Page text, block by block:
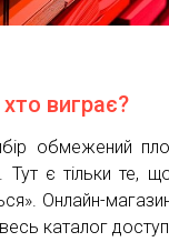
виграє?
обмежений
Тут є тільки те,
Онлайн-
каталог